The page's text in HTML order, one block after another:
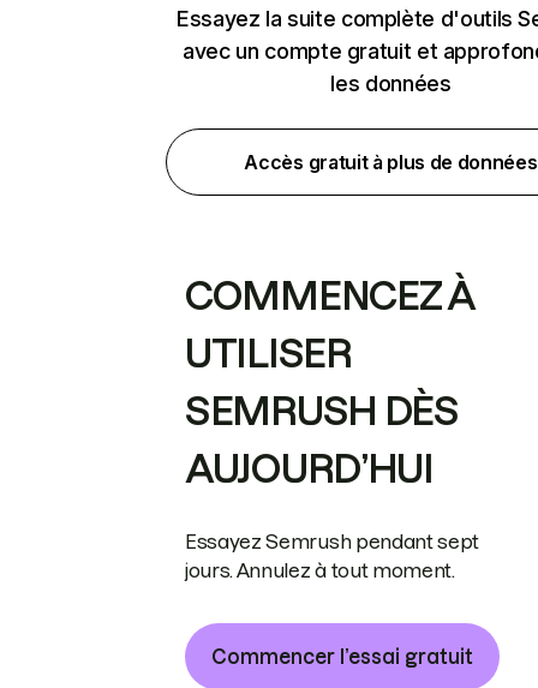
Essayez la suite complète d'outils
avec un compte gratuit et
les données
Accès gratuit à plus de données
COMMENCEZ À
UTILISER
SEMRUSH DÈS
AUJOURD’HUI
Essayez Semrush pendant sept
jours. Annulez à tout moment.
Commencer l’essai gratuit